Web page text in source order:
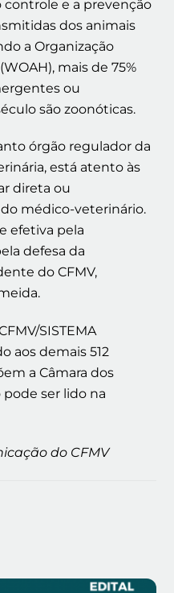
controle e a prevenção
dos animais
a Organização
mais de 75%
ou
são zoonóticas.
órgão regulador da
está atento às
direta ou
médico-veterinário.
efetiva pela
defesa da
do CFMV,
SISTEMA
aos demais 512
a Câmara dos
ser lido na
do CFMV